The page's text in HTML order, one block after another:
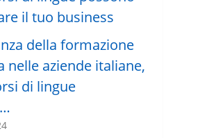
della formazione
nelle aziende italiane,
di lingue